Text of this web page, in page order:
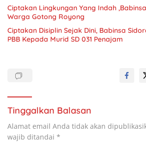
Ciptakan Lingkungan Yang Indah
Warga Gotong Royong
Ciptakan Disiplin Sejak Dini, Babinsa
PBB Kepada Murid SD 031 Penajam
Tinggalkan Balasan
Alamat email Anda tidak akan
wajib ditandai *